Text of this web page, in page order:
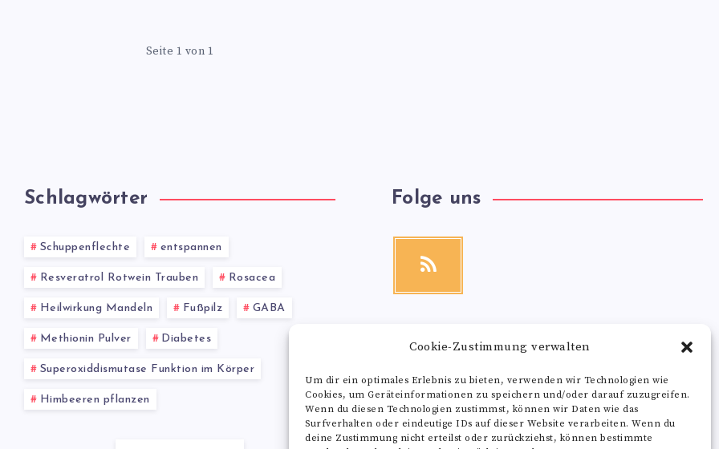
Cookie-Zustimmung verwalten
Um dir ein optimales Erlebnis zu bieten, verwenden wir Technologien wie
Cookies, um Geräteinformationen zu speichern und/oder darauf zuzugreifen.
Wenn du diesen Technologien zustimmst, können wir Daten wie das
Surfverhalten oder eindeutige IDs auf dieser Website verarbeiten. Wenn du
deine Zustimmung nicht erteilst oder zurückziehst, können bestimmte
Seite 1 von 1
Schlagwörter
Schuppenflechte entspannen
Resveratrol Rotwein Trauben Rosacea
Heilwirkung Mandeln Fußpilz GABA
Methionin Pulver Diabetes
Superoxiddismutase Funktion im Körper
Himbeeren pflanzen
Folge uns
RSS